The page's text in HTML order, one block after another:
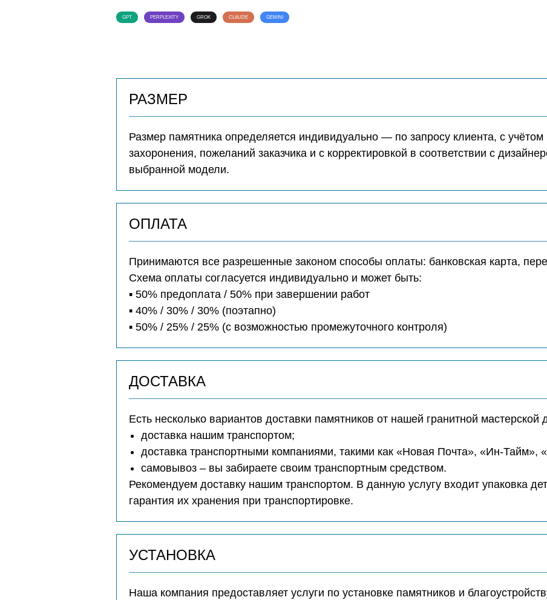
GPT PERPLEXITY GROK CLAUDE GEMINI
РАЗМЕР
Размер памятника определяется индивидуально — по запросу клиента, с
захоронения, пожеланий заказчика и с корректировкой в соответствии с
выбранной модели.
ОПЛАТА
Принимаются все разрешенные законом способы оплаты: банковская карта,
Схема оплаты согласуется индивидуально и может быть:
▪️ 50% предоплата / 50% при завершении работ
▪️ 40% / 30% / 30% (поэтапно)
▪️ 50% / 25% / 25% (с возможностью промежуточного контроля)
ДОСТАВКА
Есть несколько вариантов доставки памятников от нашей гранитной мастерской
доставка нашим транспортом;
доставка транспортными компаниями, такими как «Новая Почта», «Ин-Тайм»,
самовывоз – вы забираете своим транспортным средством.
Рекомендуем доставку нашим транспортом. В данную услугу входит упаковка
гарантия их хранения при транспортировке.
УСТАНОВКА
Наша компания предоставляет услуги по установке памятников и